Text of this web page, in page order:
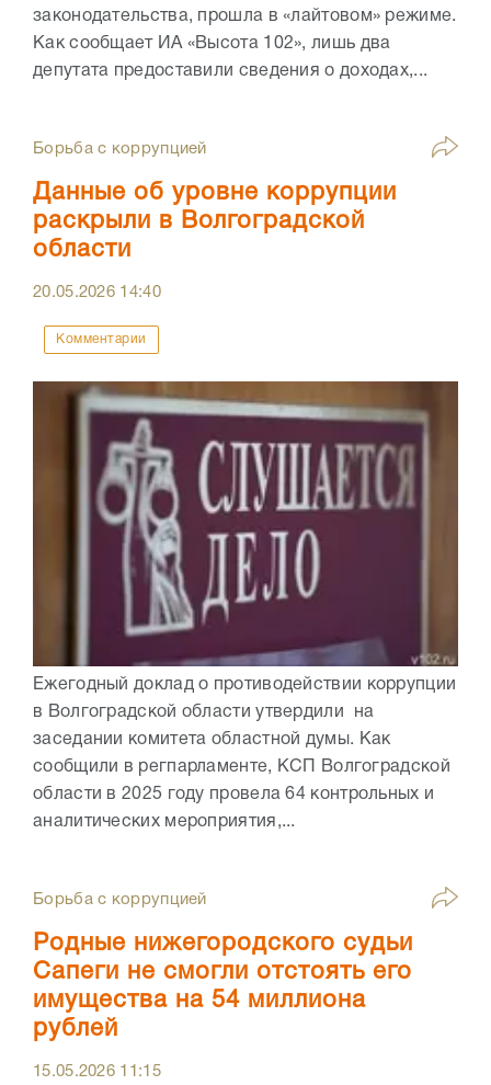
законодательства, прошла в «лайтовом» режиме.
Как сообщает ИА «Высота 102», лишь два
депутата предоставили сведения о доходах,...
Борьба с коррупцией
Данные об уровне коррупции
раскрыли в Волгоградской
области
20.05.2026 14:40
Комментарии
Ежегодный доклад о противодействии коррупции
в Волгоградской области утвердили на
заседании комитета областной думы. Как
сообщили в регпарламенте, КСП Волгоградской
области в 2025 году провела 64 контрольных и
аналитических мероприятия,...
Борьба с коррупцией
Родные нижегородского судьи
Сапеги не смогли отстоять его
имущества на 54 миллиона
рублей
15.05.2026 11:15